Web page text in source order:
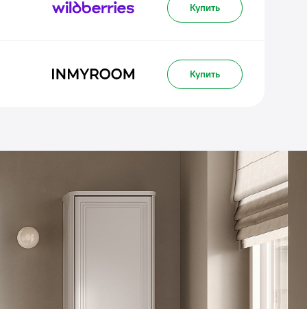
Купить
Купить